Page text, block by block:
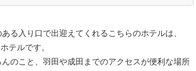
る入り口で出迎えてくれるこちらのホテルは、
テルです。
のこと、羽田や成田までのアクセスが便利な場所